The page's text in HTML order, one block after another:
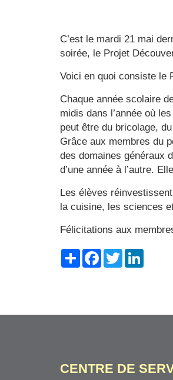
C’est le mardi 21 mai
soirée, le Projet
Voici en quoi consiste le
Chaque année scolaire
midis dans l’année où
peut être du bricolage,
Grâce aux membres du
des domaines généraux
d’une année à l’autre.
Les élèves
la cuisine, les sciences
Félicitations aux
ShareFacebook
Twitter
CENTRE DE